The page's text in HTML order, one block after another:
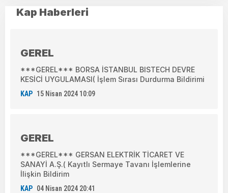
Kap Haberleri
GEREL
***GEREL*** BORSA İSTANBUL BISTECH DEVRE
KESİCİ UYGULAMASI( İşlem Sırası Durdurma Bildirimi
KAP 15 Nisan 2024 10:09
GEREL
***GEREL*** GERSAN ELEKTRİK TİCARET VE
SANAYİ A.Ş.( Kayıtlı Sermaye Tavanı İşlemlerine
İlişkin Bildirim
KAP 04 Nisan 2024 20:41